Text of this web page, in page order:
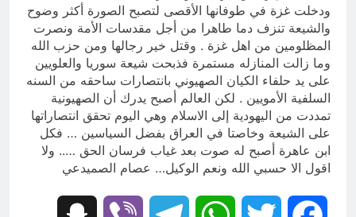
ودخلت غزة في طوفانها الأقصى لتصبح الصورة أكثر وضوح
والشيعة تنزف دما طاهرا من أجل مقدسات الأمة ونصرت
المظلومين من اهل غزة . وقتل خير رجالها ومن حزب الله
وما زالت المنازله مستمرة فذبحت شيعة سوريا والعلويين
على يد حلفاء الكيان الصهيوني بانتصارات ساحقه من السنه
السلفية الأمويين . لكن العالم أصبح يدرك أن الصهيونية
تمددت من اليهودية إلى الاسلام وهي اليوم تحقق انتصاراتها
على الشيعة وخاصتا في العراق بفضل السياسين … فكل
ابن عاهرة أصبح له صوت بعد غياب فرسان الحق ….. ولا
اقول الا حسبي الله ونعم الوكيل… عصام الصميدعي